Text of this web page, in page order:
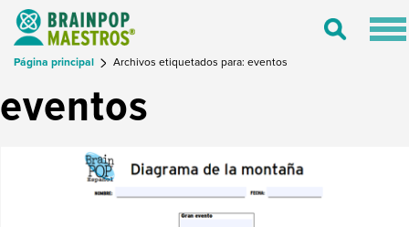
Toggle
Página principal Archivos etiquetados para: eventos
eventos